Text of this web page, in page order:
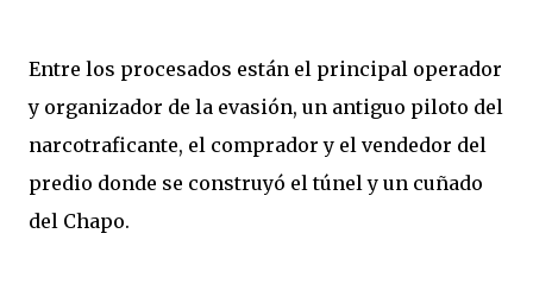
Entre los procesados están el principal operador
y organizador de la evasión, un antiguo piloto del
narcotraficante, el comprador y el vendedor del
predio donde se construyó el túnel y un cuñado
del Chapo.